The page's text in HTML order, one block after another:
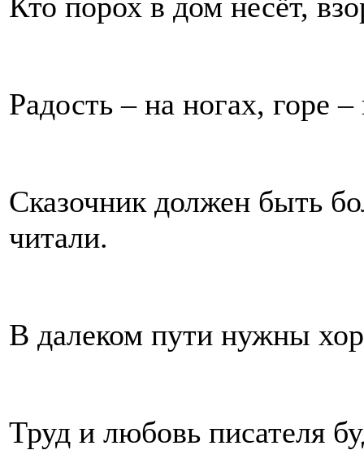
Кто порох в дом несёт,
Радость – на ногах, горе –
Сказочник должен быть
читали.
В далеком пути нужны
Труд и любовь писателя